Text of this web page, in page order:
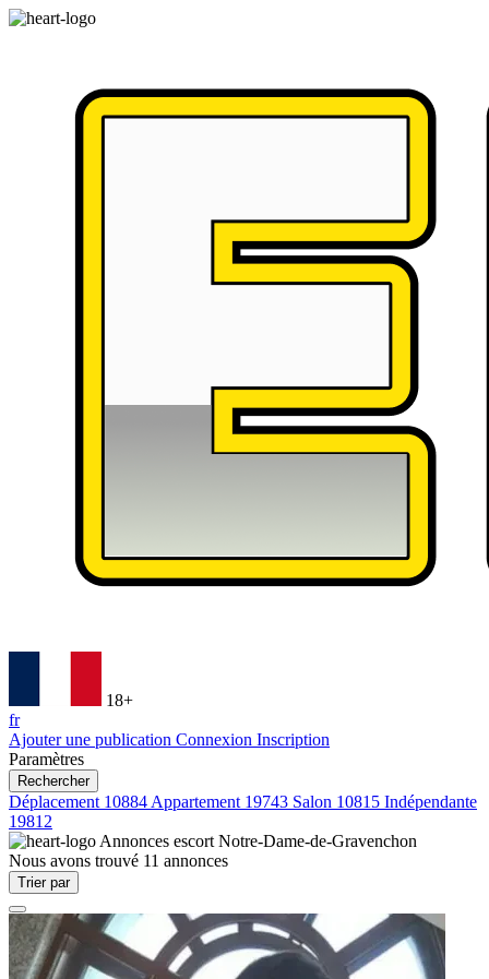
18+
fr
Ajouter une publication Connexion Inscription
Paramètres
Rechercher
Déplacement 10884 Appartement 19743 Salon 10815 Indépendante
19812
Annonces escort Notre-Dame-de-Gravenchon
Nous avons trouvé 11 annonces
Trier par